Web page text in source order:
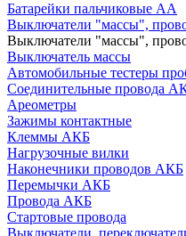
Батарейки пальчиковые АА
Выключатели "массы",
Выключатели "массы",
Выключатель массы
Автомобильные тестеры
Соединительные провода
Ареометры
Зажимы контактные
Клеммы АКБ
Нагрузочные вилки
Наконечники проводов АКБ
Перемычки АКБ
Провода АКБ
Стартовые провода